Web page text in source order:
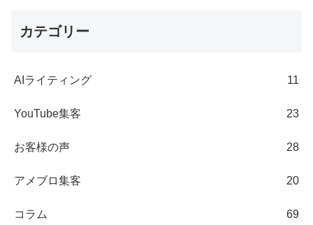
カテゴリー
AIライティング 11
YouTube集客 23
お客様の声 28
アメブロ集客 20
コラム 69